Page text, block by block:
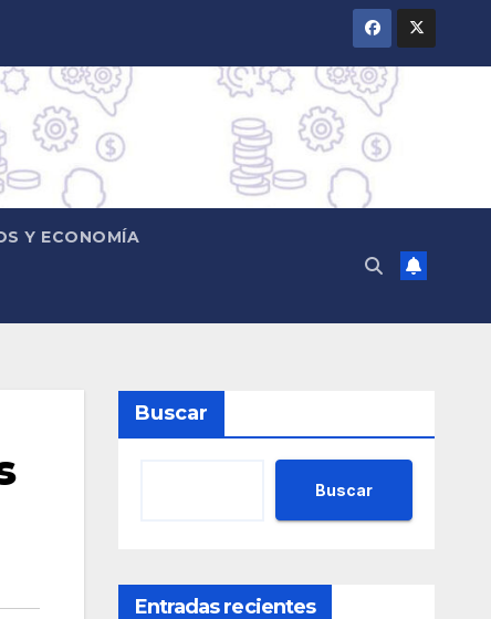
Y ECONOMÍA
Buscar
Buscar
Entradas recientes